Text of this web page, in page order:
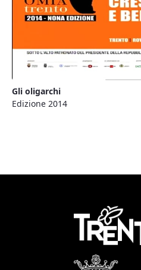
Gli oligarchi
Edizione 2014